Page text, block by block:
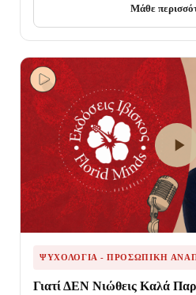
Μάθε
ΨΥΧΟΛΟΓΊΑ - ΠΡΟΣΩΠΙΚΉ
Γιατί ΔΕΝ Νιώθεις Καλά